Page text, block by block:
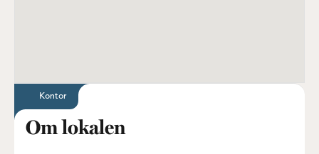
Kontor
Om lokalen